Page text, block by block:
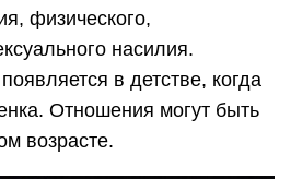
физического,
насилия.
в детстве, когда
Отношения могут быть
возрасте.